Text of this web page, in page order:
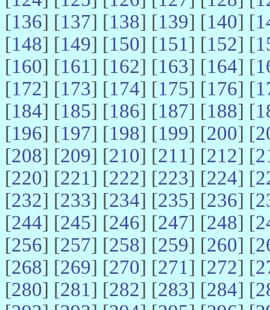
[136] [137] [138] [139] [140] [
[148] [149] [150] [151] [152] [
[160] [161] [162] [163] [164] [
[172] [173] [174] [175] [176] [
[184] [185] [186] [187] [188] [
[196] [197] [198] [199] [200] [
[208] [209] [210] [211] [212] [
[220] [221] [222] [223] [224] [
[232] [233] [234] [235] [236] [
[244] [245] [246] [247] [248] [
[256] [257] [258] [259] [260] [
[268] [269] [270] [271] [272] [
[280] [281] [282] [283] [284] [